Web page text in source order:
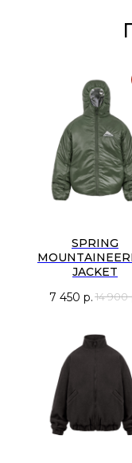
выверенным — куртку
Надёжная фурнитура
монументальный
Внутри — подклад по
тепло и при этом
Представлены в трех
SPRING
JACKET
7 450 р. 14 900